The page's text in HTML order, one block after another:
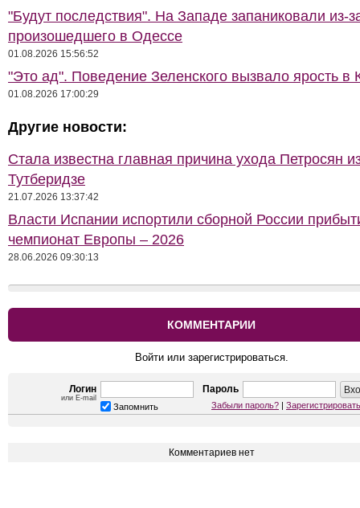
"Будут последствия". На Западе запаниковали из-
произошедшего в Одессе
01.08.2026 15:56:52
"Это ад". Поведение Зеленского вызвало ярость в
01.08.2026 17:00:29
Другие новости:
Стала известна главная причина ухода Петросян
Тутберидзе
21.07.2026 13:37:42
Власти Испании испортили сборной России
чемпионат Европы – 2026
28.06.2026 09:30:13
КОММЕНТАРИИ
Войти или зарегистрироваться.
Логин
или E-mail
Пароль
Запомнить Забыли пароль? |
Комментариев нет